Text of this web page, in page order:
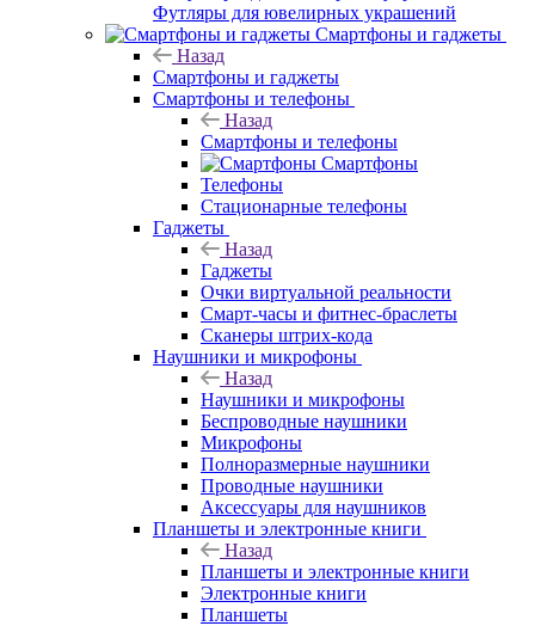
Футляры для ювелирных украшений
Смартфоны и гаджеты
Назад
Смартфоны и гаджеты
Смартфоны и телефоны
Назад
Смартфоны и телефоны
Смартфоны
Телефоны
Стационарные телефоны
Гаджеты
Назад
Гаджеты
Очки виртуальной реальности
Смарт-часы и фитнес-браслеты
Сканеры штрих-кода
Наушники и микрофоны
Назад
Наушники и микрофоны
Беспроводные наушники
Микрофоны
Полноразмерные наушники
Проводные наушники
Аксессуары для наушников
Планшеты и электронные книги
Назад
Планшеты и электронные книги
Электронные книги
Планшеты